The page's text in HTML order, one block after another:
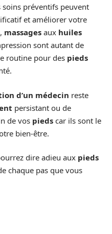
préventifs peuvent
et améliorer votre
, massages aux huiles
sont autant de
routine pour des pieds
d’un médecin reste
persistant ou de
de vos pieds car ils sont le
bien-être.
dire adieu aux pieds
chaque pas que vous